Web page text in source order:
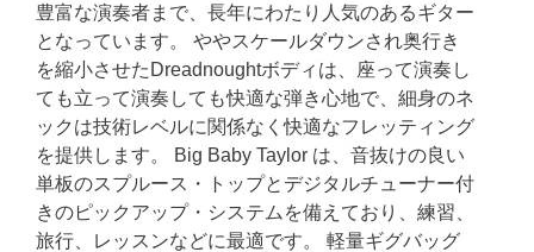
豊富な演奏者まで、長年にわたり人気のあるギター
となっています。 ややスケールダウンされ奥行き
を縮小させたDreadnoughtボディは、座って演奏し
ても立って演奏しても快適な弾き心地で、細身のネ
ックは技術レベルに関係なく快適なフレッティング
を提供します。 Big Baby Taylor は、音抜けの良い
単板のスプルース・トップとデジタルチューナー付
きのピックアップ・システムを備えており、練習、
旅行、レッスンなどに最適です。 軽量ギグバッグ